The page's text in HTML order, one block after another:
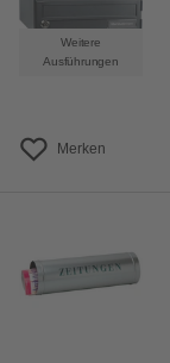
Weitere
Ausführungen
Merken